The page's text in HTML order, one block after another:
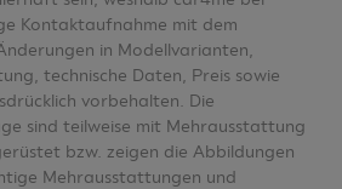
Kontaktaufnahme mit dem
in Modellvarianten,
technische Daten, Preis sowie
vorbehalten. Die
sind teilweise mit Mehrausstattung
bzw. zeigen die Abbildungen
Mehrausstattungen und